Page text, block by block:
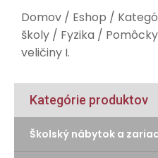
Domov / Eshop /
školy / Fyzika /
veličiny I.
Kategórie produktov
Školský nábytok a